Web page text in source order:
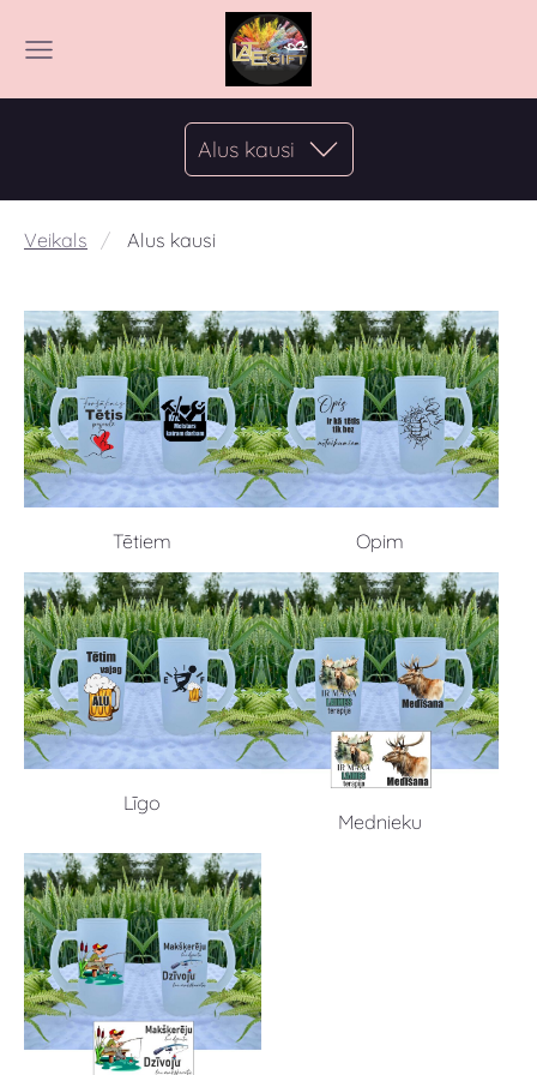
Alus kausi
Veikals Alus kausi
Tētiem Opim
Līgo
Mednieku